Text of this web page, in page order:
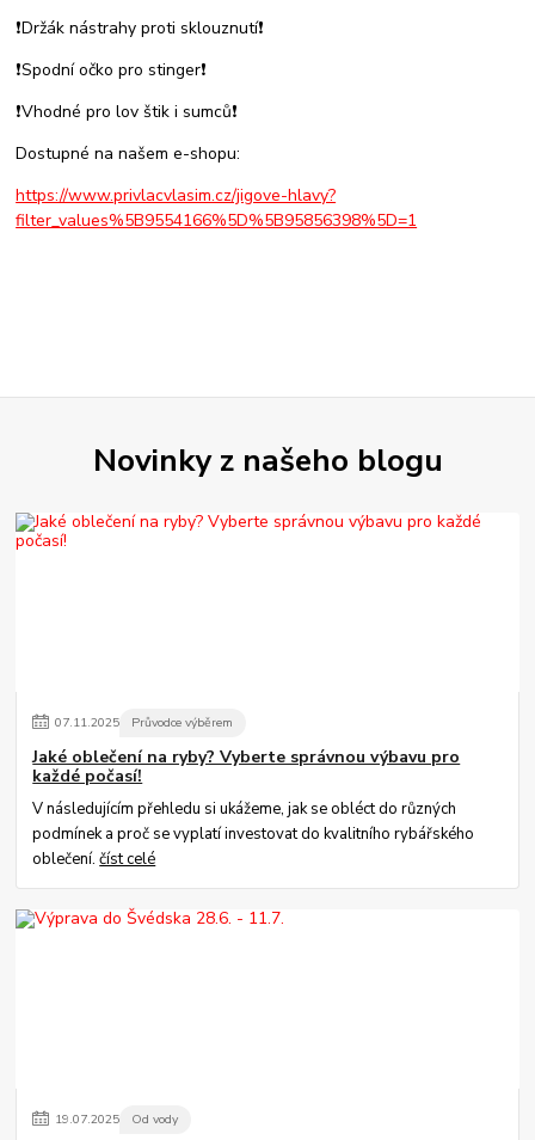
❗Držák nástrahy proti sklouznutí❗
❗Spodní očko pro stinger❗
❗Vhodné pro lov štik i sumců❗
Dostupné na našem e-shopu:
https://www.privlacvlasim.cz/jigove-hlavy?
filter_values%5B9554166%5D%5B95856398%5D=1
Novinky z našeho blogu
07.11.2025 Průvodce výběrem
Jaké oblečení na ryby? Vyberte správnou výbavu pro
každé počasí!
V následujícím přehledu si ukážeme, jak se obléct do různých
podmínek a proč se vyplatí investovat do kvalitního rybářského
oblečení.číst celé
19.07.2025 Od vody